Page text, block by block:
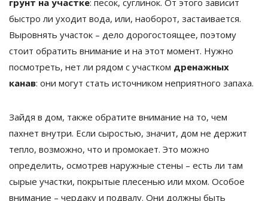
быстро ли уходит вода, или, наоборот, застаивается.
Выровнять участок – дело дорогостоящее, поэтому
стоит обратить внимание и на этот момент. Нужно
посмотреть, нет ли рядом с участком дренажных
канав: они могут стать источником неприятного запаха.
Зайдя в дом, также обратите внимание на то, чем
пахнет внутри. Если сыростью, значит, дом не держит
тепло, возможно, что и промокает. Это можно
определить, осмотрев наружные стены – есть ли там
сырые участки, покрытые плесенью или мхом. Особое
внимание – чердаку и подвалу. Они должны быть